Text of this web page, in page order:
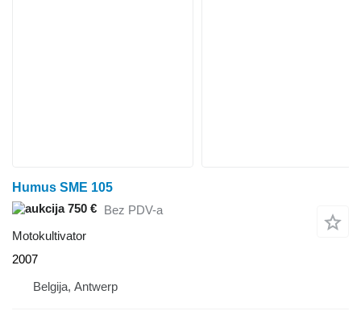
Humus SME 105
750 € Bez PDV-a
Motokultivator
2007
Belgija, Antwerp